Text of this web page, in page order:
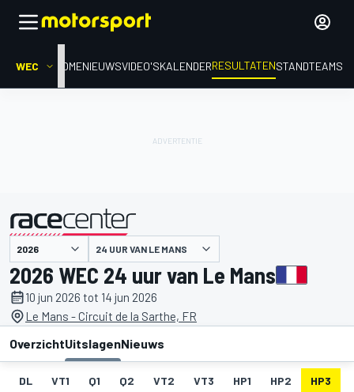
WEC HOMENIEUWSVIDEO'SKALENDERRESULTATENSTANDTEAMS
gepresenteerd door 24 UUR VAN LE MANS
2026 WEC 24 uur van Le Mans
10 jun 2026 tot 14 jun 2026
Le Mans - Circuit de la Sarthe, FR
OverzichtUitslagenNieuws
DL VT1 Q1 Q2 VT2 VT3 HP1 HP2 HP3